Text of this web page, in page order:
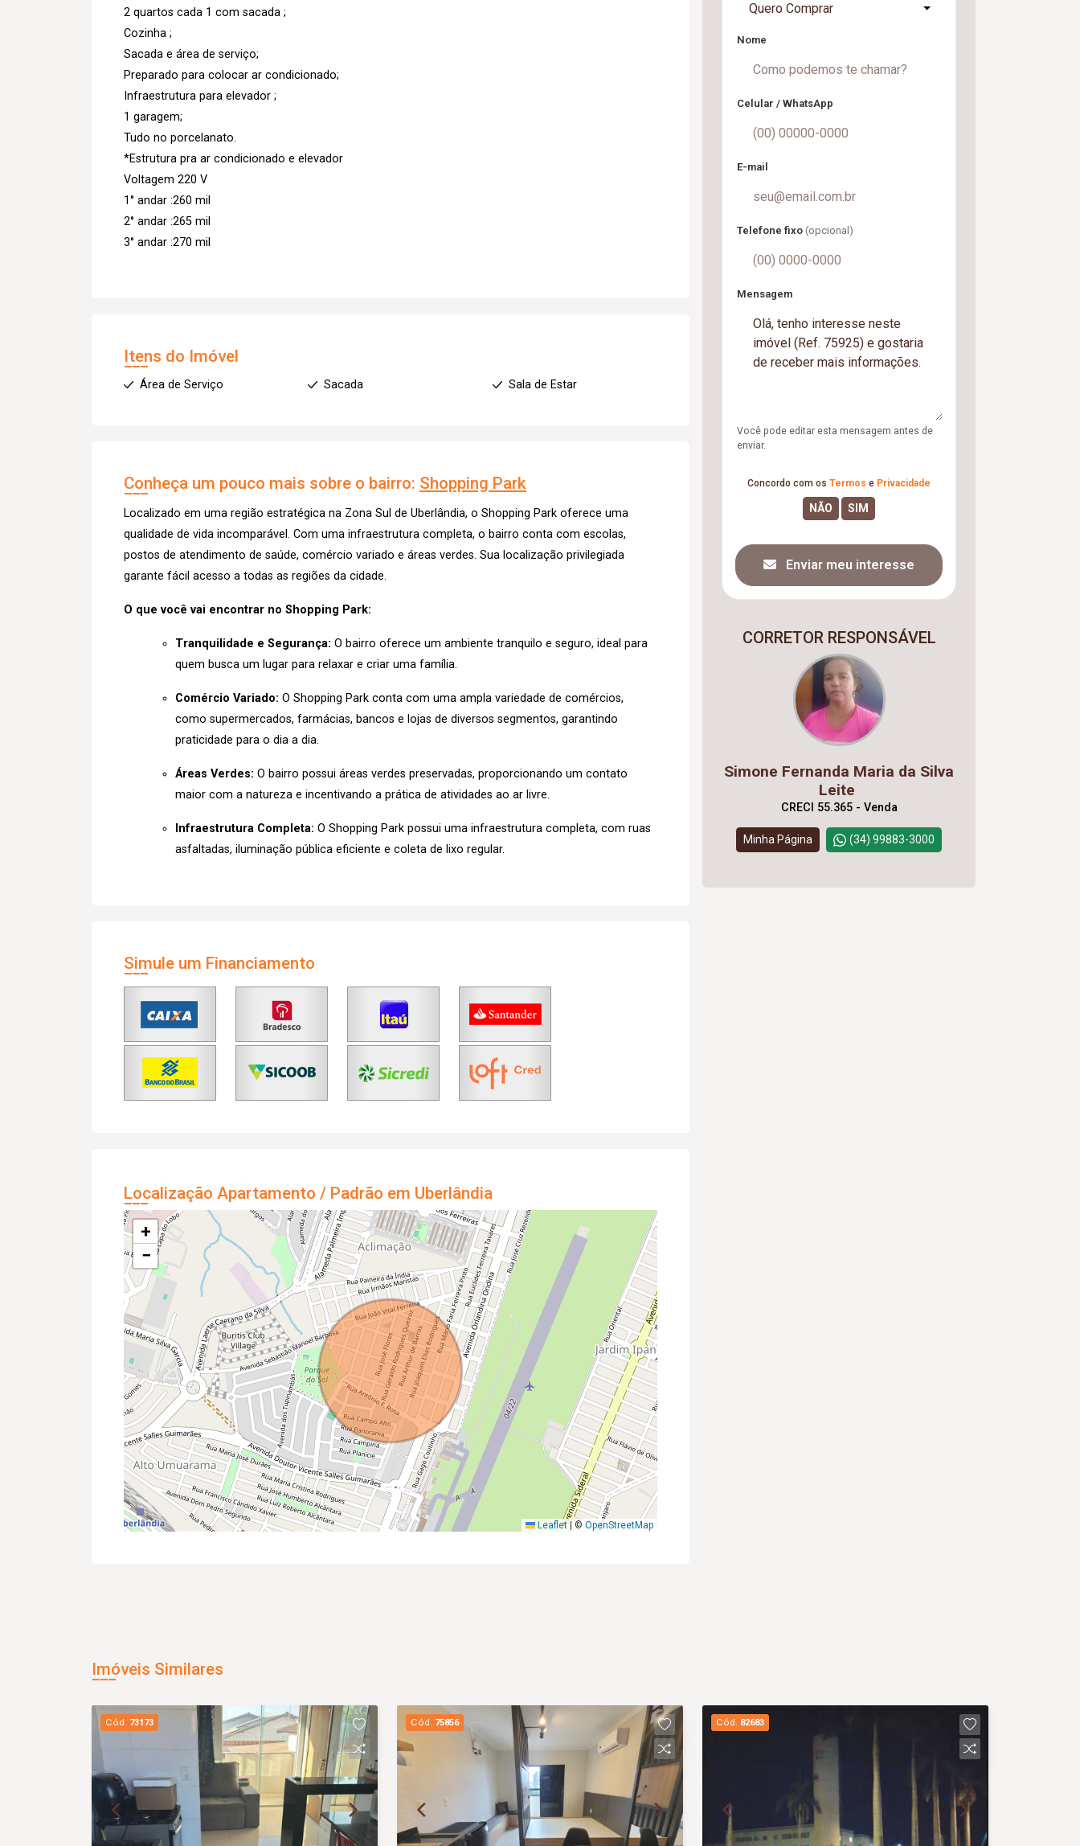
2 quartos cada 1 com sacada ;
Cozinha ;
Sacada e área de serviço;
Preparado para colocar ar condicionado;
Infraestrutura para elevador ;
1 garagem;
Tudo no porcelanato.
*Estrutura pra ar condicionado e elevador
Voltagem 220 V
1° andar :260 mil
2° andar :265 mil
3° andar :270 mil
Itens do Imóvel
Área de Serviço Sacada Sala de Estar
Conheça um pouco mais sobre o bairro: Shopping Park
Localizado em uma região estratégica na Zona Sul de Uberlândia, o Shopping Park oferece uma
qualidade de vida incomparável. Com uma infraestrutura completa, o bairro conta com escolas,
postos de atendimento de saúde, comércio variado e áreas verdes. Sua localização privilegiada
garante fácil acesso a todas as regiões da cidade.
O que você vai encontrar no Shopping Park:
Tranquilidade e Segurança: O bairro oferece um ambiente tranquilo e seguro, ideal para
quem busca um lugar para relaxar e criar uma família.
Comércio Variado: O Shopping Park conta com uma ampla variedade de comércios,
como supermercados, farmácias, bancos e lojas de diversos segmentos, garantindo
praticidade para o dia a dia.
Áreas Verdes: O bairro possui áreas verdes preservadas, proporcionando um contato
maior com a natureza e incentivando a prática de atividades ao ar livre.
Infraestrutura Completa: O Shopping Park possui uma infraestrutura completa, com ruas
asfaltadas, iluminação pública eficiente e coleta de lixo regular.
Simule um Financiamento
Localização Apartamento / Padrão em Uberlândia
+
−
Leaflet | © OpenStreetMap
Quero Comprar
Nome
Celular / WhatsApp
E-mail
Telefone fixo (opcional)
Mensagem
Você pode editar esta mensagem antes de
enviar.
Concordo com os Termos e Privacidade
Enviar meu interesse
CORRETOR RESPONSÁVEL
Simone Fernanda Maria da Silva
Leite
CRECI 55.365 - Venda
Minha Página (34) 99883-3000
Imóveis Similares
Cód. 73173 Cód. 75856 Cód. 82683